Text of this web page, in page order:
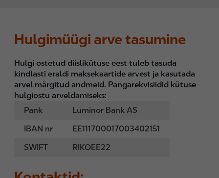
Hulgimüügi arve tasumine
Hulgi ostetud diislikütuse eest tuleb tasuda
kindlasti eraldi maksekaartide arvest ja kasutada
arvel märgitud andmeid. Pangarekvisiidid kütuse
hulgiostu arveldamiseks:
Pank
Luminor Bank AS
IBAN nr
EE111700017003402151
SWIFT
RIKOEE22